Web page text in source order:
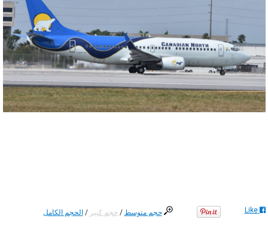
حجم متوسط / حجم كبير /الحجم الكامل Like